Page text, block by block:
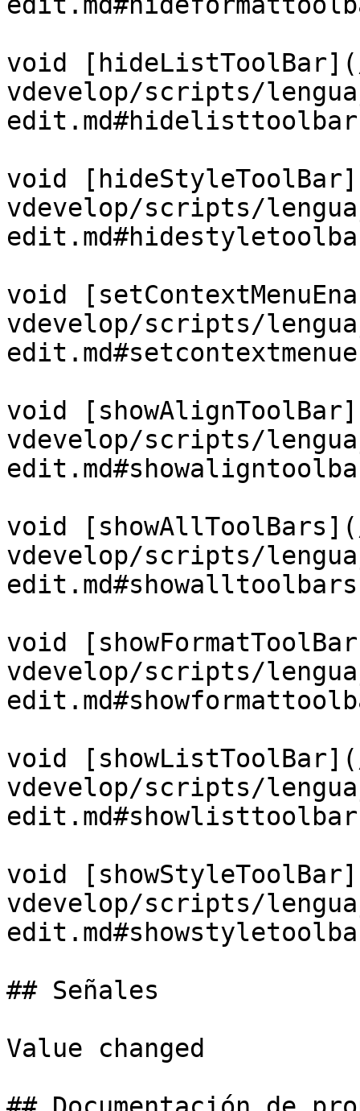
void
vdevelop/scripts/
void
vdevelop/scripts/
void
vdevelop/scripts/
void
vdevelop/scripts/
void
vdevelop/scripts/
void
vdevelop/scripts/
void
vdevelop/scripts/
void
vdevelop/scripts/
## Señales
Value changed